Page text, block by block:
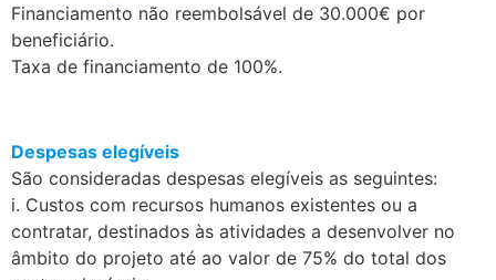
Financiamento não reembolsável de 30.000€ por
beneficiário.
Taxa de financiamento de 100%.
Despesas elegíveis
São consideradas despesas elegíveis as seguintes:
i. Custos com recursos humanos existentes ou a
contratar, destinados às atividades a desenvolver no
âmbito do projeto até ao valor de 75% do total dos